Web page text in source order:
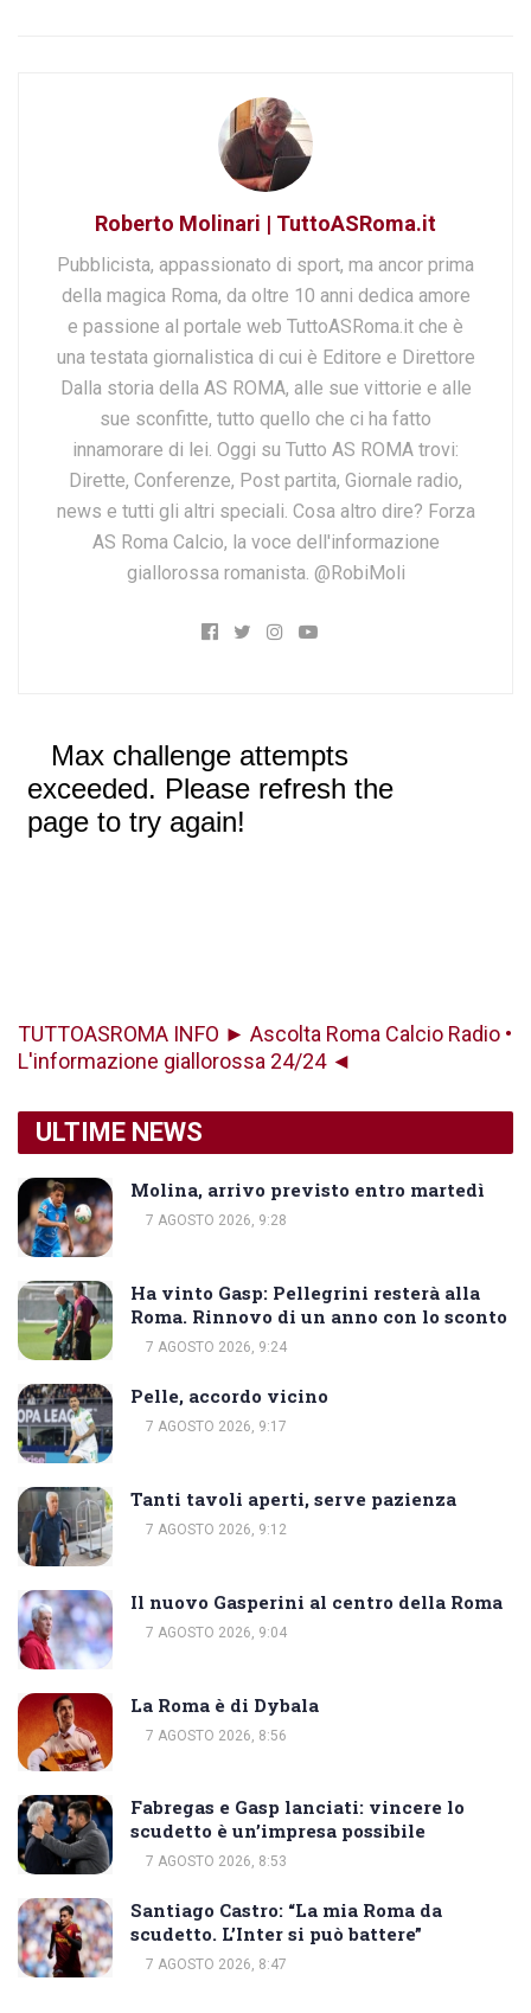
Roberto Molinari | TuttoASRoma.it
Pubblicista, appassionato di sport, ma ancor prima
della magica Roma, da oltre 10 anni dedica amore
e passione al portale web TuttoASRoma.it che è
una testata giornalistica di cui è Editore e Direttore
Dalla storia della AS ROMA, alle sue vittorie e alle
sue sconfitte, tutto quello che ci ha fatto
innamorare di lei. Oggi su Tutto AS ROMA trovi:
Dirette, Conferenze, Post partita, Giornale radio,
news e tutti gli altri speciali. Cosa altro dire? Forza
AS Roma Calcio, la voce dell'informazione
giallorossa romanista. @RobiMoli
TUTTOASROMA INFO ► Ascolta Roma Calcio Radio •
L'informazione giallorossa 24/24 ◄
ULTIME NEWS
Molina, arrivo previsto entro martedì
7 AGOSTO 2026, 9:28
Ha vinto Gasp: Pellegrini resterà alla
Roma. Rinnovo di un anno con lo sconto
7 AGOSTO 2026, 9:24
Pelle, accordo vicino
7 AGOSTO 2026, 9:17
Tanti tavoli aperti, serve pazienza
7 AGOSTO 2026, 9:12
Il nuovo Gasperini al centro della Roma
7 AGOSTO 2026, 9:04
La Roma è di Dybala
7 AGOSTO 2026, 8:56
Fabregas e Gasp lanciati: vincere lo
scudetto è un’impresa possibile
7 AGOSTO 2026, 8:53
Santiago Castro: “La mia Roma da
scudetto. L’Inter si può battere”
7 AGOSTO 2026, 8:47